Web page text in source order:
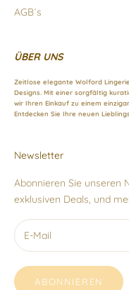
AGB´s
ÜBER UNS
Zeitlose elegante Wolford
Designs. Mit einer sorgfältig
wir Ihren Einkauf zu einem
Entdecken Sie Ihre neuen
Newsletter
Abonnieren Sie unseren
exklusiven Deals, und
ABONNIEREN